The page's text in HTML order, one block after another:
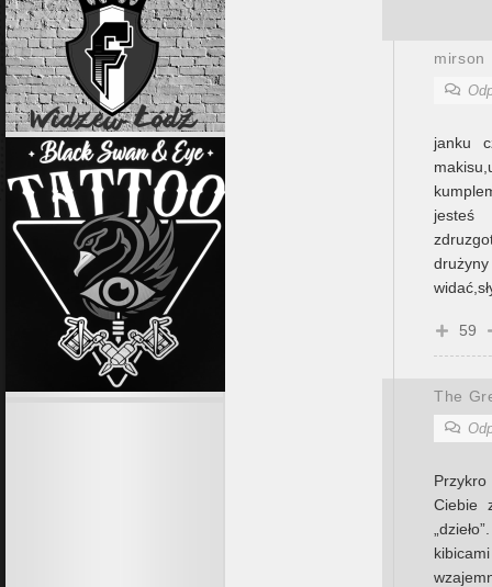
mirson
janku
jesteś
59
The
Ciebie